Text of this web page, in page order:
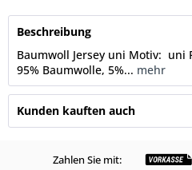
Beschreibung
Baumwoll Jersey uni Motiv: uni
95% Baumwolle, 5%... mehr
Kunden kauften auch
Zahlen Sie mit: